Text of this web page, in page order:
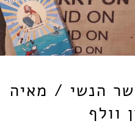
הנשי / מאיה
וולף